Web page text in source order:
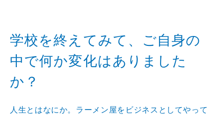
学校を終えてみて、ご自身の
中で何か変化はありました
か？
人生とはなにか。ラーメン屋をビジネスとしてやって